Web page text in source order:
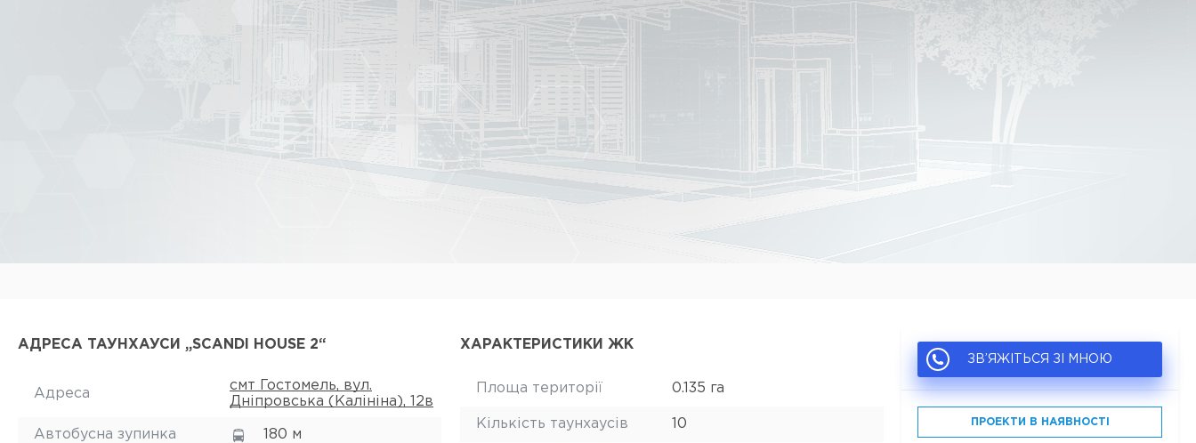
АДРЕСА ТАУНХАУСИ „SCANDI HOUSE 2“
Адреса
смт Гостомель, вул.
Дніпровська (Калініна), 12в
Автобусна зупинка 180 м
ХАРАКТЕРИСТИКИ ЖК
Площа території 0.135 га
Кількість таунхаусів 10
ЗВ’ЯЖІТЬСЯ ЗІ МНОЮ
ПРОЕКТИ В НАЯВНОСТІ